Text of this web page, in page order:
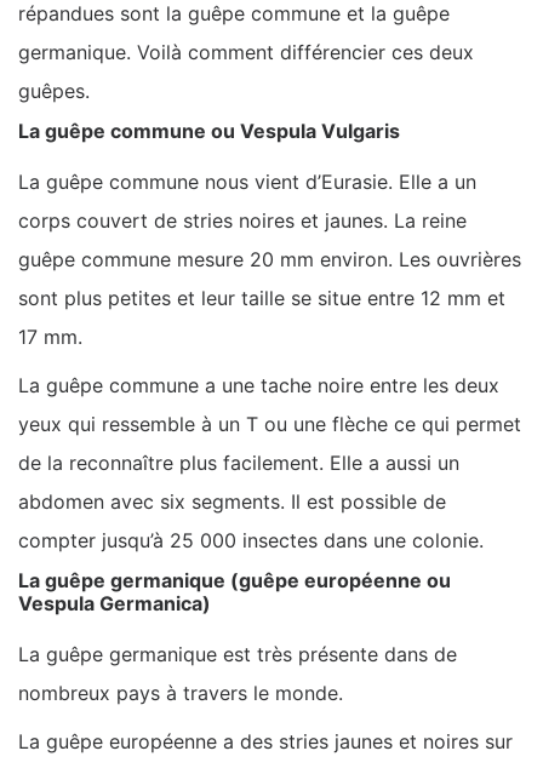
répandues sont la guêpe commune et la guêpe
germanique. Voilà comment différencier ces deux
guêpes.
La guêpe commune ou Vespula Vulgaris
La guêpe commune nous vient d’Eurasie. Elle a un
corps couvert de stries noires et jaunes. La reine
guêpe commune mesure 20 mm environ. Les ouvrières
sont plus petites et leur taille se situe entre 12 mm et
17 mm.
La guêpe commune a une tache noire entre les deux
yeux qui ressemble à un T ou une flèche ce qui permet
de la reconnaître plus facilement. Elle a aussi un
abdomen avec six segments. Il est possible de
compter jusqu’à 25 000 insectes dans une colonie.
La guêpe germanique (guêpe européenne ou
Vespula Germanica)
La guêpe germanique est très présente dans de
nombreux pays à travers le monde.
La guêpe européenne a des stries jaunes et noires sur